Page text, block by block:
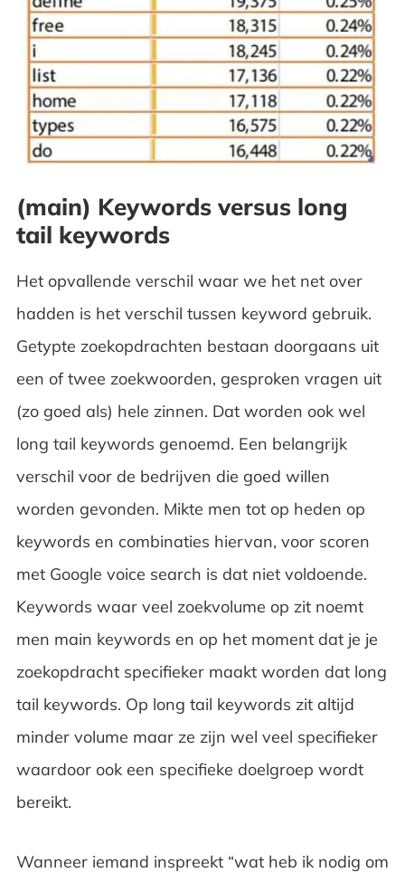
(main) Keywords versus long
tail keywords
Het opvallende verschil waar we het net over
hadden is het verschil tussen keyword gebruik.
Getypte zoekopdrachten bestaan doorgaans uit
een of twee zoekwoorden, gesproken vragen uit
(zo goed als) hele zinnen. Dat worden ook wel
long tail keywords genoemd. Een belangrijk
verschil voor de bedrijven die goed willen
worden gevonden. Mikte men tot op heden op
keywords en combinaties hiervan, voor scoren
met Google voice search is dat niet voldoende.
Keywords waar veel zoekvolume op zit noemt
men main keywords en op het moment dat je je
zoekopdracht specifieker maakt worden dat long
tail keywords. Op long tail keywords zit altijd
minder volume maar ze zijn wel veel specifieker
waardoor ook een specifieke doelgroep wordt
bereikt.
Wanneer iemand inspreekt “wat heb ik nodig om